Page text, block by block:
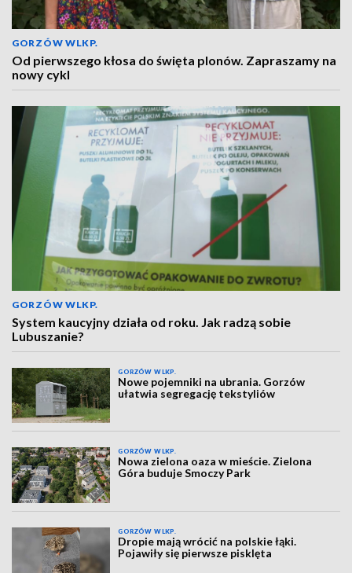
GORZÓW WLKP.
Od pierwszego kłosa do święta plonów. Zapraszamy na
nowy cykl
GORZÓW WLKP.
System kaucyjny działa od roku. Jak radzą sobie
Lubuszanie?
GORZÓW WLKP.
Nowe pojemniki na ubrania. Gorzów
ułatwia segregację tekstyliów
GORZÓW WLKP.
Nowa zielona oaza w mieście. Zielona
Góra buduje Smoczy Park
GORZÓW WLKP.
Dropie mają wrócić na polskie łąki.
Pojawiły się pierwsze pisklęta